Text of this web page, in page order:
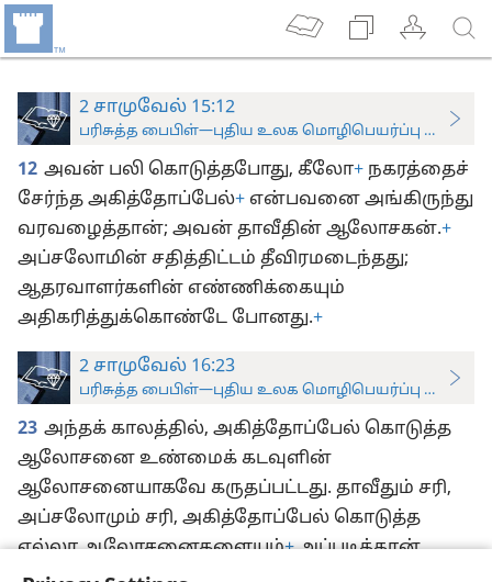
2 சாமுவேல் 15:12
பரிசுத்த பைபிள்—புதிய உலக மொழிபெயர்ப்பு
12 அவன் பலி கொடுத்தபோது, கீலோ+ நகரத்தைச்
சேர்ந்த அகித்தோப்பேல்+ என்பவனை அங்கிருந்து
வரவழைத்தான்; அவன் தாவீதின் ஆலோசகன்.+
அப்சலோமின் சதித்திட்டம் தீவிரமடைந்தது;
ஆதரவாளர்களின் எண்ணிக்கையும்
அதிகரித்துக்கொண்டே போனது.+
2 சாமுவேல் 16:23
பரிசுத்த பைபிள்—புதிய உலக மொழிபெயர்ப்பு
23 அந்தக் காலத்தில், அகித்தோப்பேல் கொடுத்த
ஆலோசனை உண்மைக் கடவுளின்
ஆலோசனையாகவே கருதப்பட்டது. தாவீதும் சரி,
அப்சலோமும் சரி, அகித்தோப்பேல் கொடுத்த
எல்லா ஆலோசனைகளையும்+அப்படித்தான்
உயர்வாகக் கருதினார்கள்.